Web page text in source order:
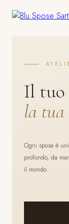
Il tuo
la tua
Ogni sposa è
profondo, da
il mondo.